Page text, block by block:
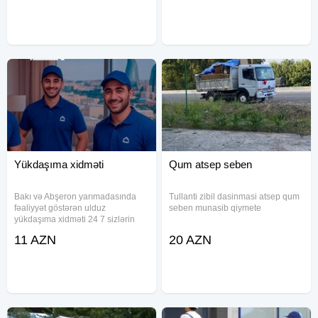
Yükdaşıma xidməti
Bakı və Abşeron yarımadasında
fəaliyyət göstərən ulduz
yükdaşıma xidməti 24 7 sizlərin
yığılması Ofislərin daşınması
11 AZN
Qum atsep seben
Tullanti zibil dasinmasi atsep qum
seben munasib qiymete
20 AZN